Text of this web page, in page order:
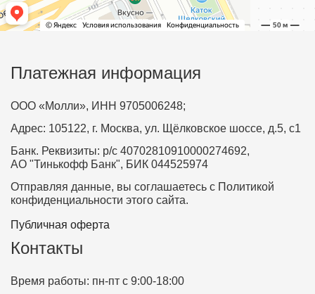
Платежная информация
ООО «Молли», ИНН 9705006248;
Адрес: 105122, г. Москва, ул. Щёлковское шоссе, д.5, с1
Банк. Реквизиты: р/с 40702810910000274692,
АО "Тинькофф Банк", БИК 044525974
Отправляя данные, вы соглашаетесь с Политикой
конфиденциальности этого сайта.
Публичная оферта
Контакты
Время работы: пн-пт с 9:00-18:00